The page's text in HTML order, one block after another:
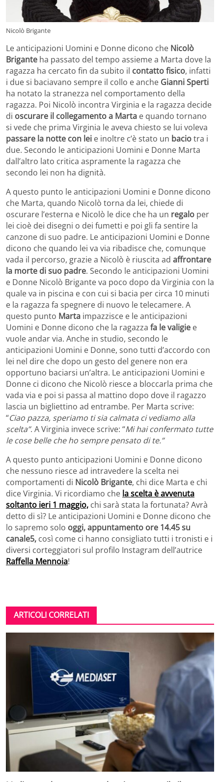
Nicolò Brigante
Le anticipazioni Uomini e Donne dicono che Nicolò
Brigante ha passato del tempo assieme a Marta dove la
ragazza ha cercato fin da subito il contatto fisico, infatti
i due si baciavano sempre il collo e anche Gianni Sperti
ha notato la stranezza nel comportamento della
ragazza. Poi Nicolò incontra Virginia e la ragazza decide
di oscurare il collegamento a Marta e quando tornano
si vede che prima Virginia le aveva chiesto se lui voleva
passare la notte con lei e inoltre c’è stato un baciotra i
due. Secondo le anticipazioni Uomini e Donne Marta
dall’altro lato critica aspramente la ragazza che
secondo lei non ha dignità.
A questo punto le anticipazioni Uomini e Donne dicono
che Marta, quando Nicolò torna da lei, chiede di
oscurare l’esterna e Nicolò le dice che ha un regalo per
lei cioè dei disegni o dei fumetti e poi gli fa sentire la
canzone di suo padre. Le anticipazioni Uomini e Donne
dicono che quando lei va via ribadisce che, comunque
vada il percorso, grazie a Nicolò è riuscita ad affrontare
la morte di suo padre. Secondo le anticipazioni Uomini
e Donne Nicolò Brigante va poco dopo da Virginia con la
quale va in piscina e con cui si bacia per circa 10 minuti
e la ragazza fa spegnere di nuovo le telecamere. A
questo punto Marta impazzisce e le anticipazioni
Uomini e Donne dicono che la ragazza fa le valigie e
vuole andar via. Anche in studio, secondo le
anticipazioni Uomini e Donne, sono tutti d’accordo con
lei nel dire che dopo un gesto del genere non era
opportuno baciarsi un’altra. Le anticipazioni Uomini e
Donne ci dicono che Nicolò riesce a bloccarla prima che
vada via e poi si passa al mattino dopo dove il ragazzo
lascia un bigliettino ad entrambe. Per Marta scrive:
“Ciao pazza, speriamo ti sia calmata ci vediamo alla
scelta”. A Virginia invece scrive: “Mi hai confermato tutte
le cose belle che ho sempre pensato di te.”
A questo punto anticipazioni Uomini e Donne dicono
che nessuno riesce ad intravedere la scelta nei
comportamenti di Nicolò Brigante, chi dice Marta e chi
dice Virginia. Vi ricordiamo che la scelta è avvenuta
soltanto ieri 1 maggio, chi sarà stata la fortunata? Avrà
detto di sì? Le anticipazioni Uomini e Donne dicono che
lo sapremo solo oggi, appuntamento ore 14.45 su
canale5, così come ci hanno consigliato tutti i tronisti e i
diversi corteggiatori sul profilo Instagram dell’autrice
Raffella Mennoia!
ARTICOLI CORRELATI